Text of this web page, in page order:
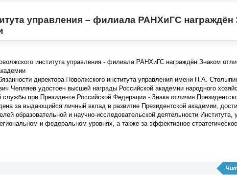
управления – филиала РАНХиГС награждён
института управления - филиала РАНХиГС награждён Знаком
директора Поволжского института управления имени П.А.
Чепляев удостоен высшей награды Российской академии народного
службы при Президенте Российской Федерации - Знака отличия
за выдающийся личный вклад в развитие Президентской академии,
образовательной и научно-исследовательской деятельности Института,
и федеральном уровнях, а также за эффективное